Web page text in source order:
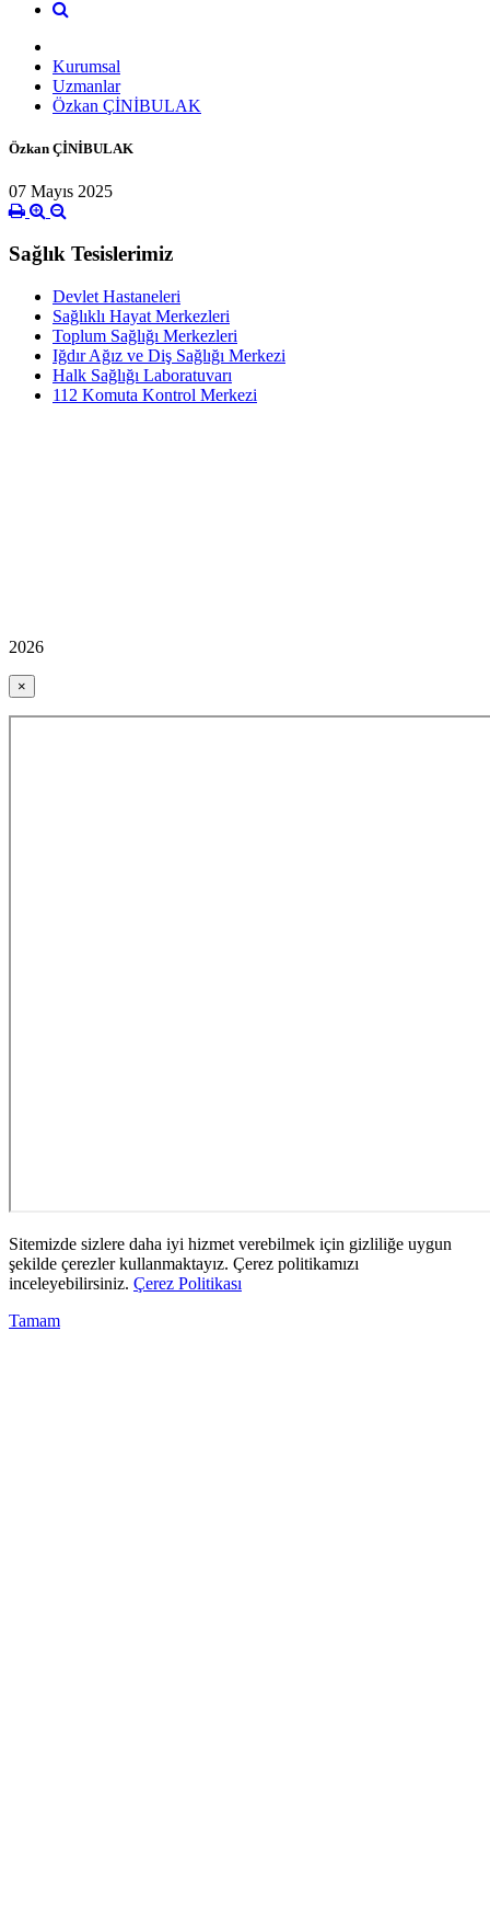
Kurumsal
Uzmanlar
Özkan ÇİNİBULAK
Özkan ÇİNİBULAK
07 Mayıs 2025
Sağlık Tesislerimiz
Devlet Hastaneleri
Sağlıklı Hayat Merkezleri
Toplum Sağlığı Merkezleri
Iğdır Ağız ve Diş Sağlığı Merkezi
Halk Sağlığı Laboratuvarı
112 Komuta Kontrol Merkezi
2026
×
Sitemizde sizlere daha iyi hizmet verebilmek için gizliliğe uygun
şekilde çerezler kullanmaktayız. Çerez politikamızı
inceleyebilirsiniz. Çerez Politikası
Tamam